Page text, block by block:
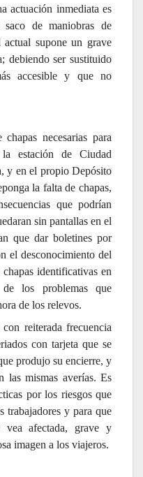
actuación inmediata es
de maniobras de
supone un grave
debiendo ser sustituido
accesible y que no
necesarias para
estación de Ciudad
y en el propio Depósito
la falta de chapas,
que podrían
sin pantallas en el
que dar boletines por
el desconocimiento del
identificativas en
los problemas que
de los relevos.
reiterada frecuencia
con tarjeta que se
produjo su encierre, y
las mismas averías. Es
por los riesgos que
trabajadores y para que
afectada, grave y
imagen a los viajeros.